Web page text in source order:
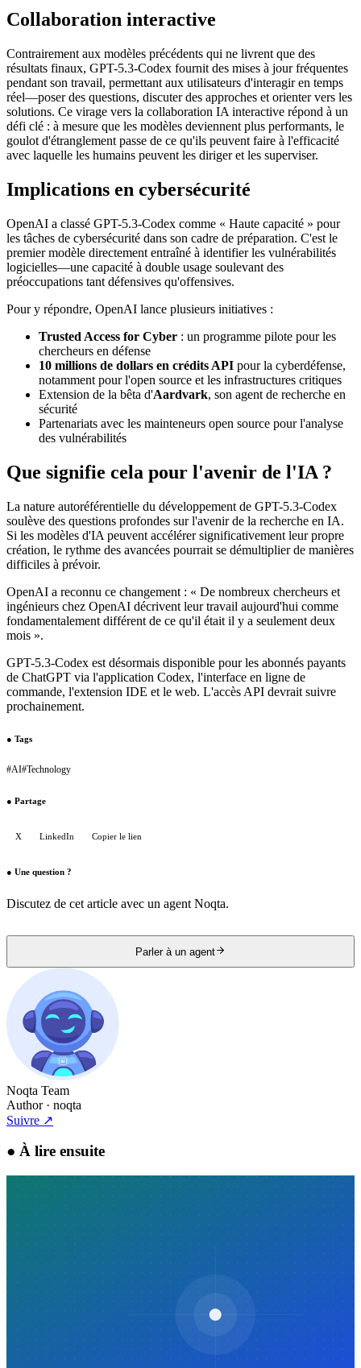
Collaboration interactive
Contrairement aux modèles précédents qui ne livrent que des
résultats finaux, GPT-5.3-Codex fournit des mises à jour fréquentes
pendant son travail, permettant aux utilisateurs d'interagir en temps
réel—poser des questions, discuter des approches et orienter vers les
solutions. Ce virage vers la collaboration IA interactive répond à un
défi clé : à mesure que les modèles deviennent plus performants, le
goulot d'étranglement passe de ce qu'ils peuvent faire à l'efficacité
avec laquelle les humains peuvent les diriger et les superviser.
Implications en cybersécurité
OpenAI a classé GPT-5.3-Codex comme « Haute capacité » pour
les tâches de cybersécurité dans son cadre de préparation. C'est le
premier modèle directement entraîné à identifier les vulnérabilités
logicielles—une capacité à double usage soulevant des
préoccupations tant défensives qu'offensives.
Pour y répondre, OpenAI lance plusieurs initiatives :
Trusted Access for Cyber : un programme pilote pour les
chercheurs en défense
10 millions de dollars en crédits API pour la cyberdéfense,
notamment pour l'open source et les infrastructures critiques
Extension de la bêta d'Aardvark, son agent de recherche en
sécurité
Partenariats avec les mainteneurs open source pour l'analyse
des vulnérabilités
Que signifie cela pour l'avenir de l'IA ?
La nature autoréférentielle du développement de GPT-5.3-Codex
soulève des questions profondes sur l'avenir de la recherche en IA.
Si les modèles d'IA peuvent accélérer significativement leur propre
création, le rythme des avancées pourrait se démultiplier de manières
difficiles à prévoir.
OpenAI a reconnu ce changement : « De nombreux chercheurs et
ingénieurs chez OpenAI décrivent leur travail aujourd'hui comme
fondamentalement différent de ce qu'il était il y a seulement deux
mois ».
GPT-5.3-Codex est désormais disponible pour les abonnés payants
de ChatGPT via l'application Codex, l'interface en ligne de
commande, l'extension IDE et le web. L'accès API devrait suivre
prochainement.
● Tags
#AI#Technology
● Partage
X LinkedIn Copier le lien
● Une question ?
Discutez de cet article avec un agent Noqta.
Parler à un agent
Noqta Team
Author· noqta
Suivre ↗
● À lire ensuite